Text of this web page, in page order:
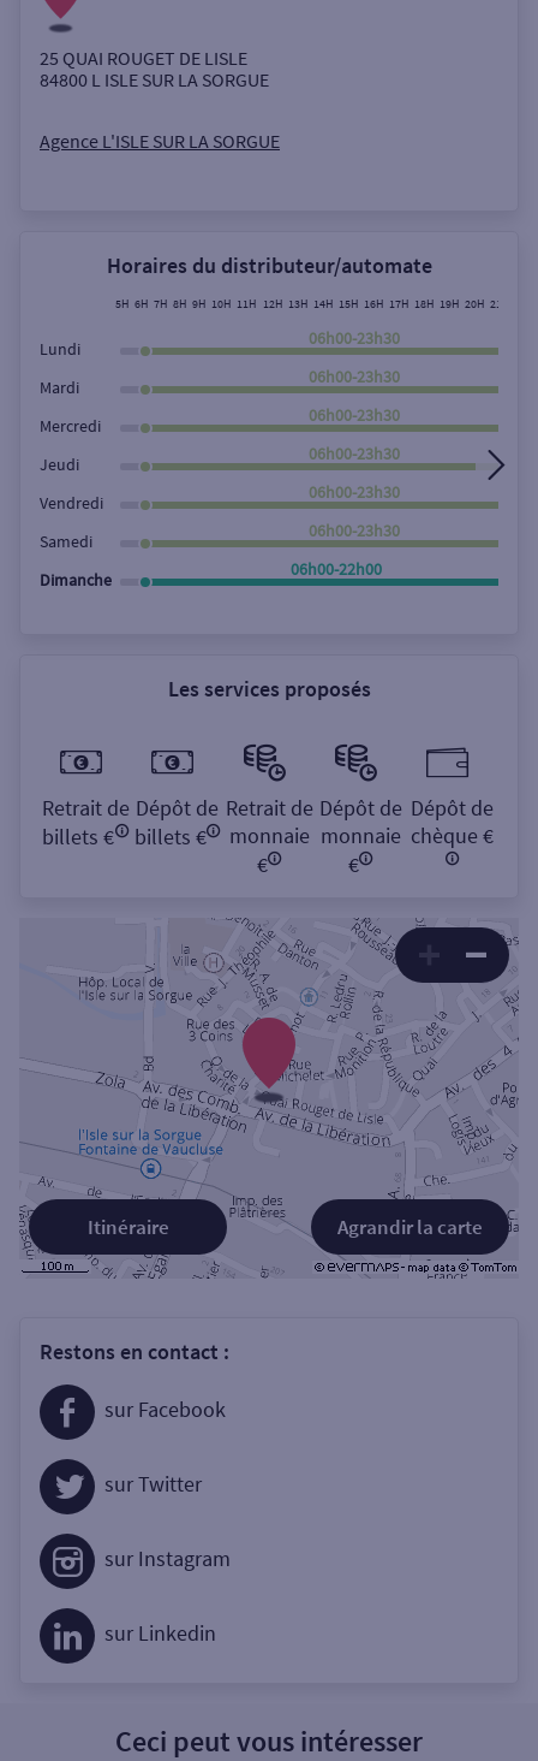
Rechercher
25 QUAI ROUGET DE LISLE
84800 L ISLE SUR LA SORGUE
Agence L'ISLE SUR LA SORGUE
Horaires du distributeur/automate
5H 6H 7H 8H 9H 10H 11H 12H 13H 14H 15H 16H 17H 18H 19H 20H 21H
Lundi
06h00-23h30
Mardi
06h00-23h30
Mercredi
06h00-23h30
Jeudi
06h00-23h30
Vendredi
06h00-23h30
Samedi
06h00-23h30
Dimanche
06h00-22h00
Les services proposés
Retrait de
billets €
Dépôt de
billets €
Retrait de
monnaie
€
Dépôt de
monnaie
€
Dépôt de
chèque €
Agrandir la carte
Itinéraire
Restons en contact :
sur Facebook
sur Twitter
sur Instagram
sur Linkedin
Ceci peut vous intéresser